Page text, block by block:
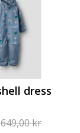
dress
649,00 kr